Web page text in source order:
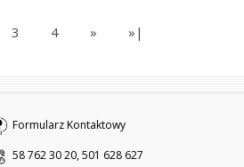
3 4 » »|
Formularz Kontaktowy
58 762 30 20, 501 628 627